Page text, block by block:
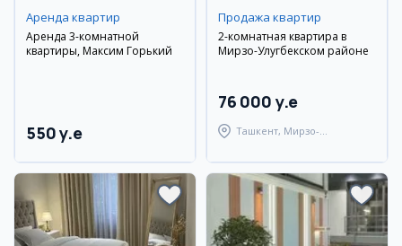
Аренда квартир
Аренда 3-комнатной
квартиры, Максим Горький
550 y.e
Продажа квартир
2-комнатная квартира в
Мирзо-Улугбекском районе
76 000 y.e
Ташкент, Мирзо-